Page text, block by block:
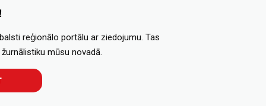
reģionālo portālu ar ziedojumu. Tas
mūsu novadā.